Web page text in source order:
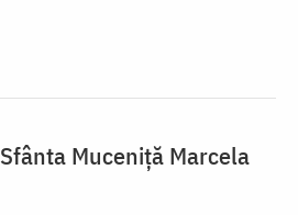
Sfânta Muceniță Marcela